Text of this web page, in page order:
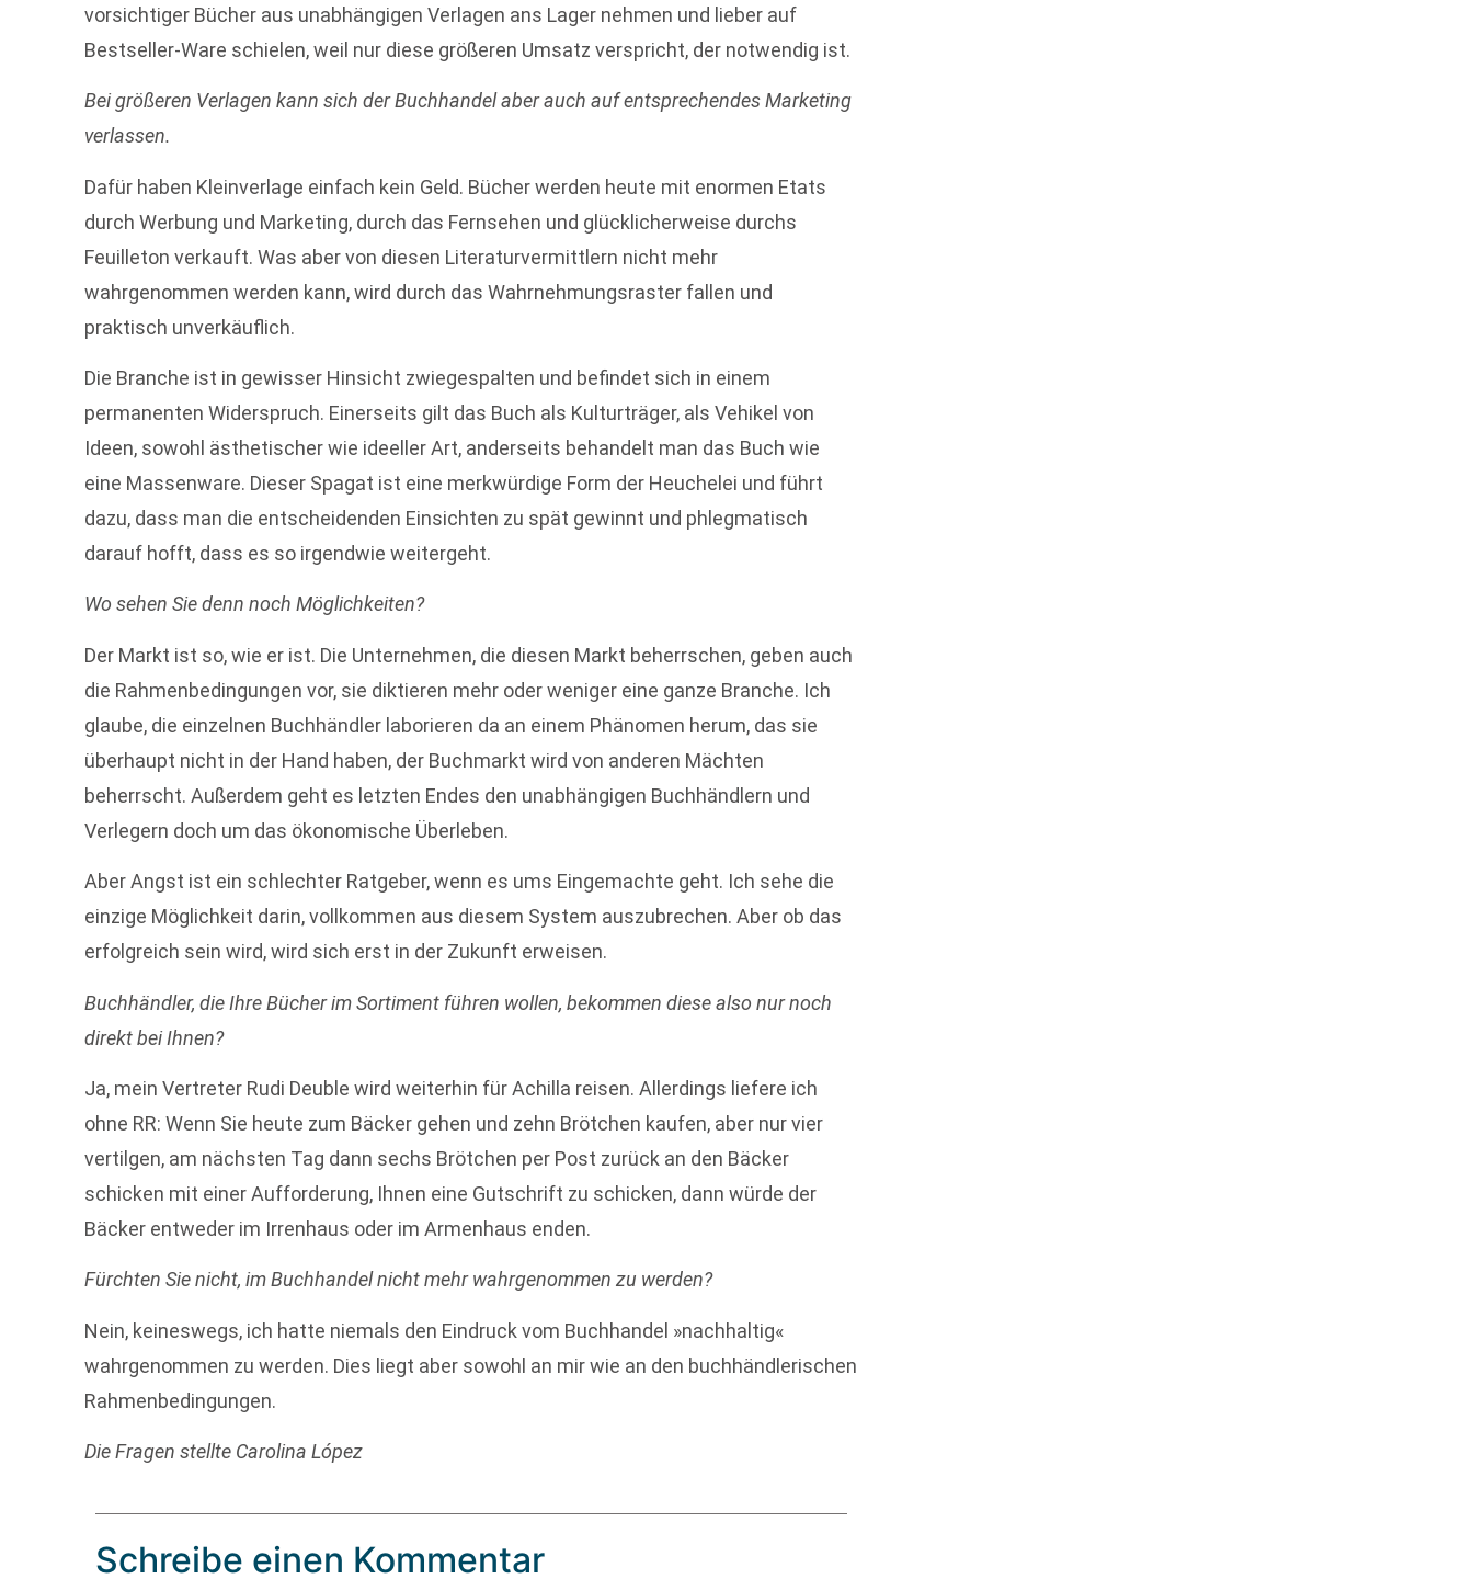
vorsichtiger Bücher aus unabhängigen Verlagen ans Lager nehmen und lieber auf
Bestseller-Ware schielen, weil nur diese größeren Umsatz verspricht, der notwendig ist.
Bei größeren Verlagen kann sich der Buchhandel aber auch auf entsprechendes Marketing
verlassen.
Dafür haben Kleinverlage einfach kein Geld. Bücher werden heute mit enormen Etats
durch Werbung und Marketing, durch das Fernsehen und glücklicherweise durchs
Feuilleton verkauft. Was aber von diesen Literaturvermittlern nicht mehr
wahrgenommen werden kann, wird durch das Wahrnehmungsraster fallen und
praktisch unverkäuflich.
Die Branche ist in gewisser Hinsicht zwiegespalten und befindet sich in einem
permanenten Widerspruch. Einerseits gilt das Buch als Kulturträger, als Vehikel von
Ideen, sowohl ästhetischer wie ideeller Art, anderseits behandelt man das Buch wie
eine Massenware. Dieser Spagat ist eine merkwürdige Form der Heuchelei und führt
dazu, dass man die entscheidenden Einsichten zu spät gewinnt und phlegmatisch
darauf hofft, dass es so irgendwie weitergeht.
Wo sehen Sie denn noch Möglichkeiten?
Der Markt ist so, wie er ist. Die Unternehmen, die diesen Markt beherrschen, geben auch
die Rahmenbedingungen vor, sie diktieren mehr oder weniger eine ganze Branche. Ich
glaube, die einzelnen Buchhändler laborieren da an einem Phänomen herum, das sie
überhaupt nicht in der Hand haben, der Buchmarkt wird von anderen Mächten
beherrscht. Außerdem geht es letzten Endes den unabhängigen Buchhändlern und
Verlegern doch um das ökonomische Überleben.
Aber Angst ist ein schlechter Ratgeber, wenn es ums Eingemachte geht. Ich sehe die
einzige Möglichkeit darin, vollkommen aus diesem System auszubrechen. Aber ob das
erfolgreich sein wird, wird sich erst in der Zukunft erweisen.
Buchhändler, die Ihre Bücher im Sortiment führen wollen, bekommen diese also nur noch
direkt bei Ihnen?
Ja, mein Vertreter Rudi Deuble wird weiterhin für Achilla reisen. Allerdings liefere ich
ohne RR: Wenn Sie heute zum Bäcker gehen und zehn Brötchen kaufen, aber nur vier
vertilgen, am nächsten Tag dann sechs Brötchen per Post zurück an den Bäcker
schicken mit einer Aufforderung, Ihnen eine Gutschrift zu schicken, dann würde der
Bäcker entweder im Irrenhaus oder im Armenhaus enden.
Fürchten Sie nicht, im Buchhandel nicht mehr wahrgenommen zu werden?
Nein, keineswegs, ich hatte niemals den Eindruck vom Buchhandel »nachhaltig«
wahrgenommen zu werden. Dies liegt aber sowohl an mir wie an den buchhändlerischen
Rahmenbedingungen.
Die Fragen stellte Carolina López
Schreibe einen Kommentar